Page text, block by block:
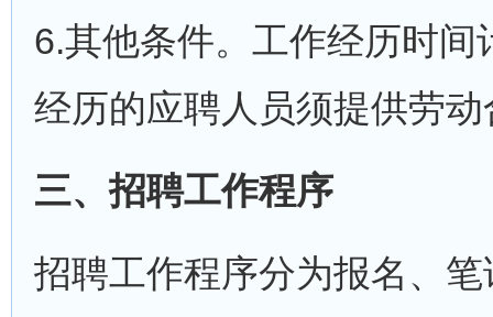
6.其他条件。工作经历时
经历的应聘人员须提供劳
三、招聘工作程序
招聘工作程序分为报名、